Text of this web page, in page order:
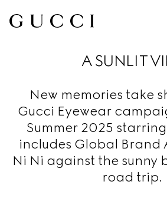
A SUNLIT
New memories take
Gucci Eyewear
Summer 2025
includes Global Brand
Ni Ni against the sunny
road trip.